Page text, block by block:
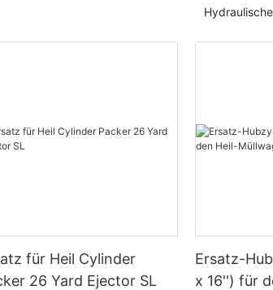
für Heil Cylinder
26 Yard Ejector SL
Ersatz-
x 16'') für